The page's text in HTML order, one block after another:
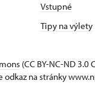
Vstupné
Tipy na výlety
(CC BY-NC-ND 3.0
na stránky